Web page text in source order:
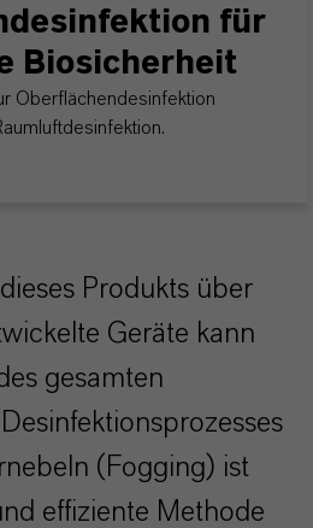
für
Biosicherheit
Oberflächendesinfektion
Produkts über
Geräte kann
gesamten
(Fogging) ist
effiziente Methode